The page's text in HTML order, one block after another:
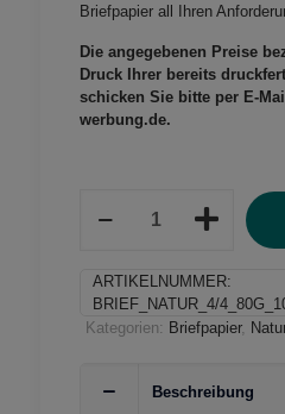
Briefpapier all Ihren
Die angegebenen Preise
Druck Ihrer bereits
schicken Sie bitte per E-
werbung.de.
Naturpapier
Druck
1000
ARTIKELNUMMER:
BRIEF_NATUR_4/
Kategorien: Briefpapier,
Beschreibung